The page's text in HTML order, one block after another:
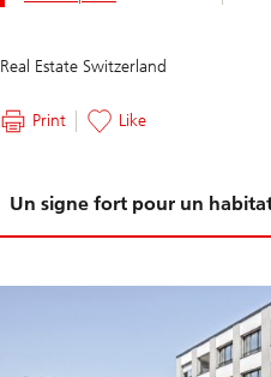
Real Estate Switzerland
Print Like
Un signe fort pour un
1-